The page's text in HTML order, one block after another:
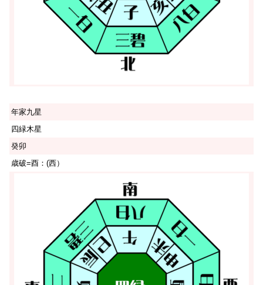
年家九星
四緑木星
癸卯
歳破=酉：(西）